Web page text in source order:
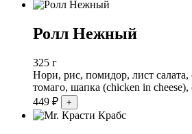
Ролл Нежный
325 г
Нори, рис, помидор, лист
томаго, шапка (chicken in cheese),
449 ₽